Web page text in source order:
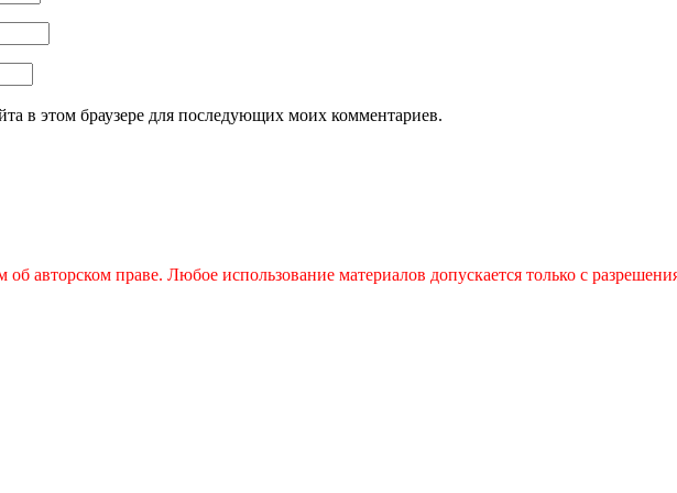
в этом браузере для последующих моих комментариев.
авторском праве. Любое использование материалов допускается только с